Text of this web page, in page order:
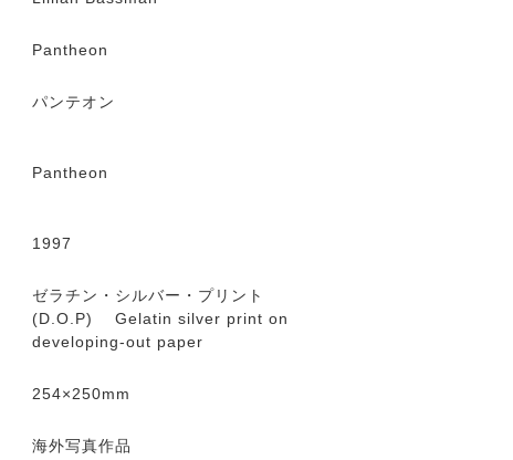
Pantheon
パンテオン
Pantheon
1997
ゼラチン・シルバー・プリント
(D.O.P) Gelatin silver print on
developing-out paper
254×250mm
海外写真作品